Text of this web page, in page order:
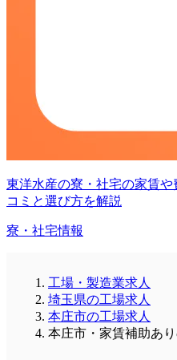
東洋水産の寮・社宅の家賃
コミと選び方を解説
寮・社宅情報
工場・製造業求人
埼玉県の工場求人
本庄市の工場求人
本庄市・家賃補助あ